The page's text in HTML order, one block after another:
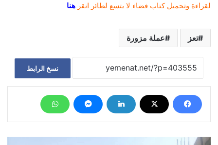
لقراءة وتحميل كتاب فضاء لا يتسع لطائر انقر هنا
تعز عملة مزورة
نسخ الرابط